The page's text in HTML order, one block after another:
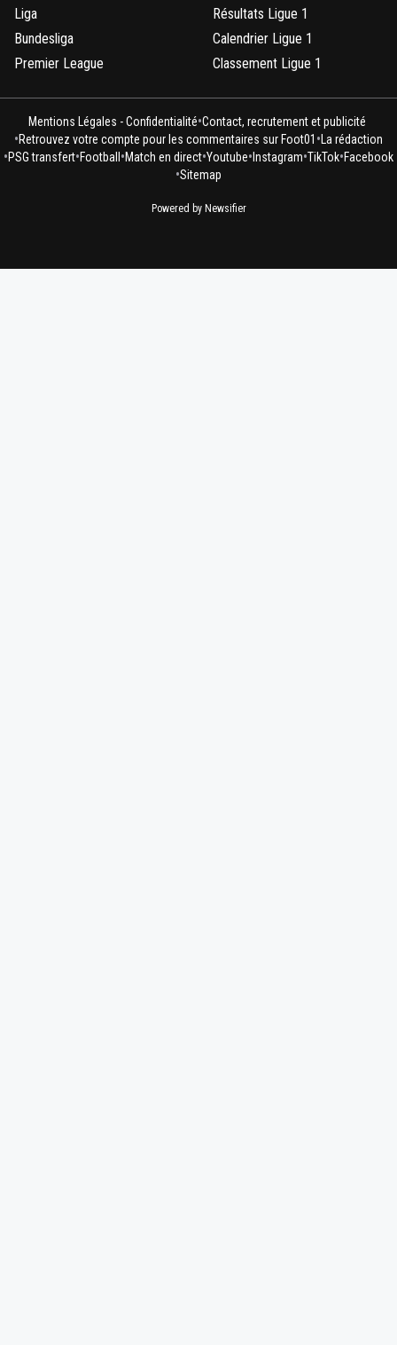
Liga
Bundesliga
Premier League
Résultats Ligue 1
Calendrier Ligue 1
Classement Ligue 1
Mentions Légales - Confidentialité•Contact, recrutement et publicité
•Retrouvez votre compte pour les commentaires sur Foot01 • La rédaction
•PSG transfert•Football •Match en direct•Youtube• Instagram•TikTok•Facebook
•Sitemap
Powered by Newsifier